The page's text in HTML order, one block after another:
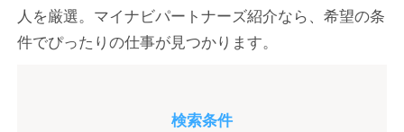
人を厳選。マイナビパートナーズ紹介なら、希望の条
件でぴったりの仕事が見つかります。
検索条件